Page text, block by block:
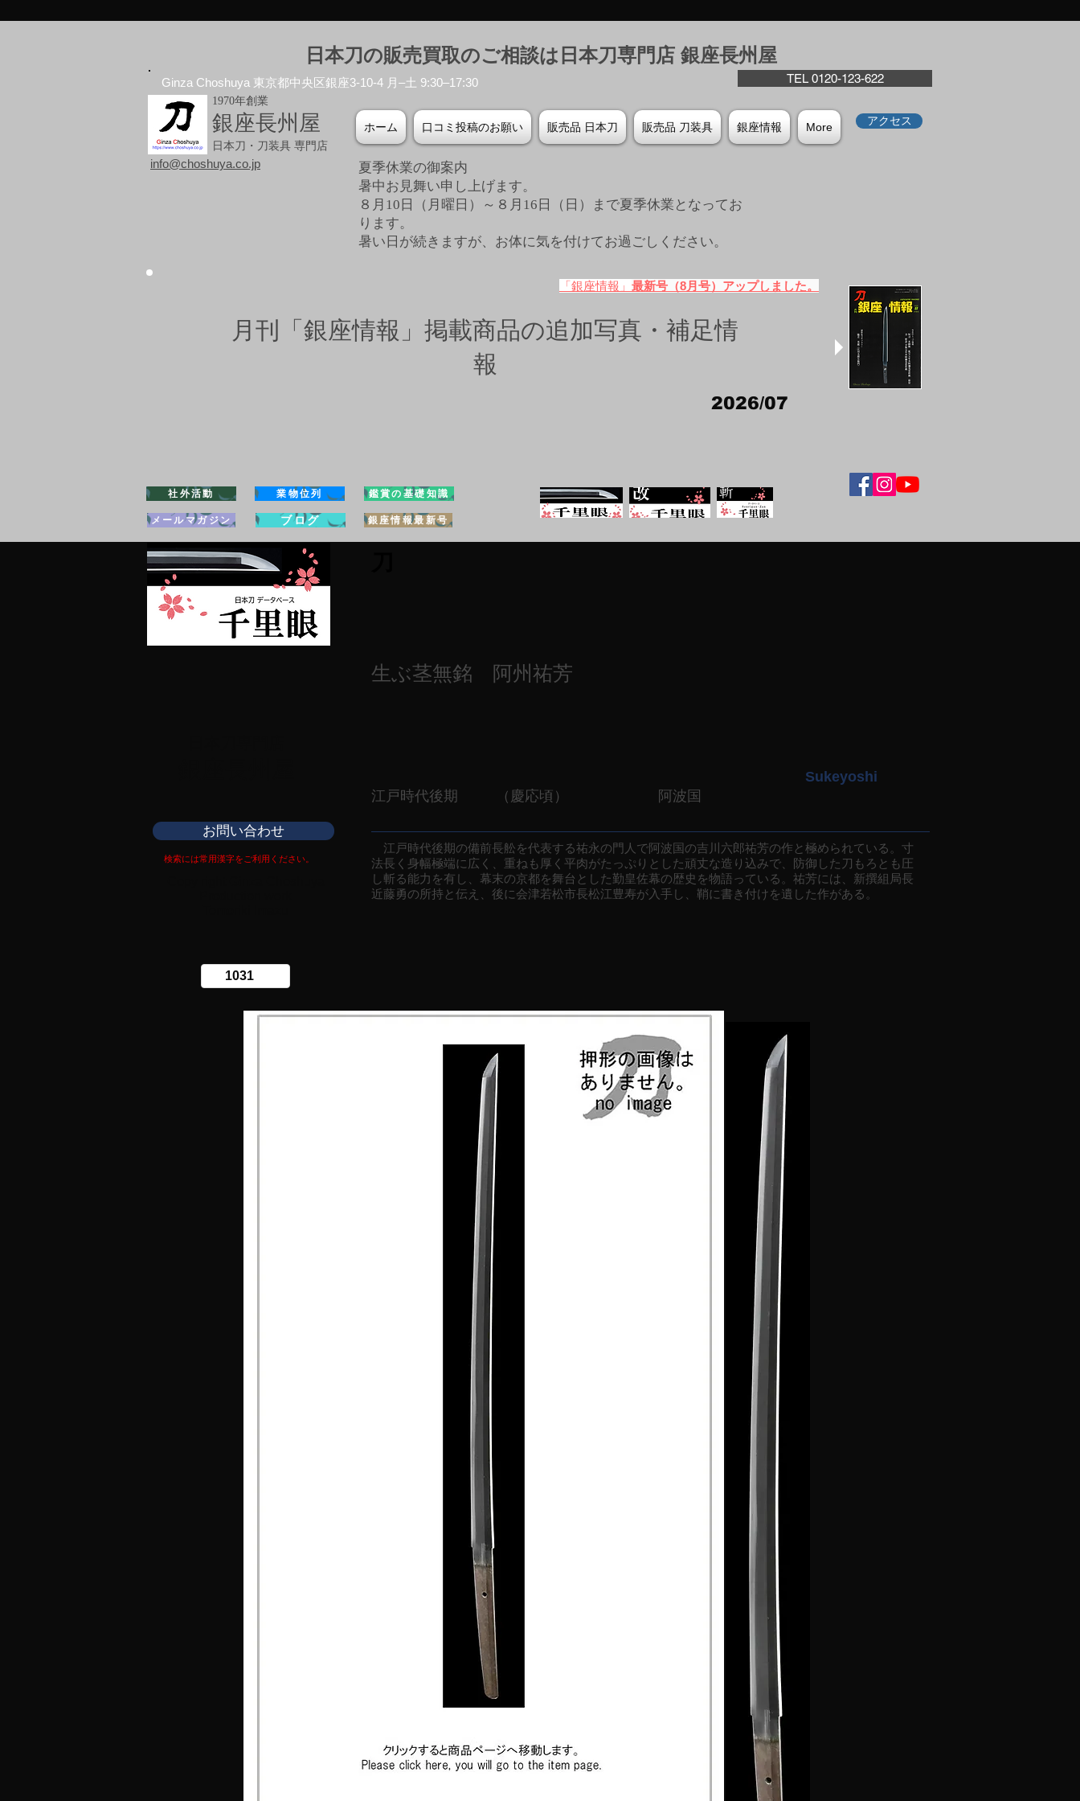
日本刀の販売買取のご相談は日本刀専門店 銀座⻑州屋
TEL 0120-123-622
Ginza Choshuya 東京都中央区銀座3-10-4 月–土 9:30–17:30
1970年創業
銀座長州屋
日本刀・刀装具 専門店
ホーム 口コミ投稿のお願い 販売品 日本刀 販売品 刀装具 銀座情報 More アクセス
info@choshuya.co.jp
夏季休業の御案内
暑中お見舞い申し上げます。
８月10日（月曜日）～８月16日（日）まで夏季休業となってお
ります。
​暑い日が続きますが、お体に気を付けてお過ごしください。
「銀座情報」 最新号（8月号）アップしました。
月刊「銀座情報」掲載商品の追加写真・補足情
報
2026/07
社外活動 業物位列 鑑賞の基礎知識
メールマガジン ブログ 銀座情報最新号
生ぶ茎無銘 阿州祐芳
江戸時代後期 （慶応頃） 阿波国
Sukeyoshi
お問い合わせ
検索には常用漢字をご利用ください。
江戸時代後期の備前長舩を代表する祐永の門人で阿波国の吉川六郎祐芳の作と極められている。寸
法長く身幅極端に広く、重ねも厚く平肉がたっぷりとした頑丈な造り込みで、防御した刀もろとも圧
し斬る能力を有し、幕末の京都を舞台とした勤皇佐幕の歴史を物語っている。祐芳には、新撰組局長
近藤勇の所持と伝え、後に会津若松市長松江豊寿が入手し、鞘に書き付けを遺した作がある。